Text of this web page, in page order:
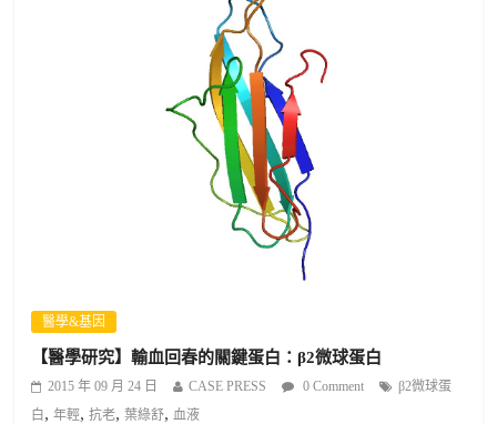
醫學&基因
【醫學研究】輸血回春的關鍵蛋白：β2微球蛋白
2015 年 09 月 24 日 CASE PRESS 0 Comment
β2微球蛋
白,年輕,抗老,葉綠舒, 血液